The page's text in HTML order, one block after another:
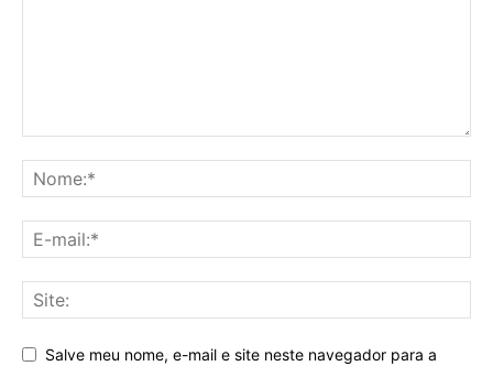
Salve meu nome, e-mail e site neste navegador para a